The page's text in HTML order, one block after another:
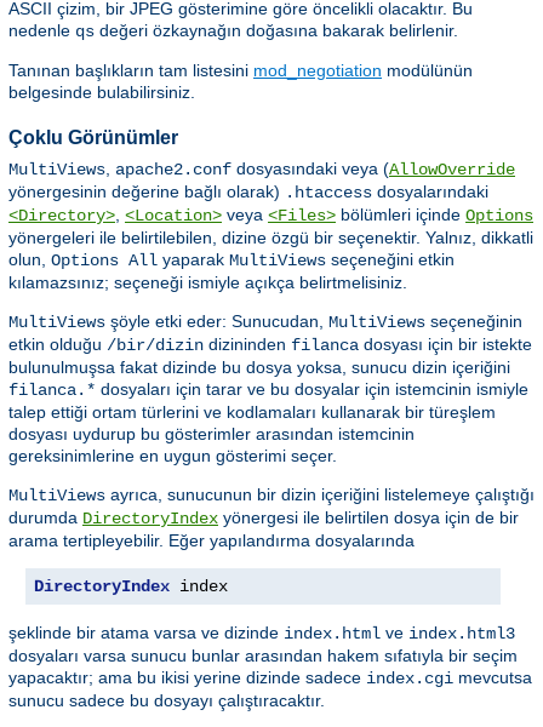
ASCII çizim, bir JPEG gösterimine göre öncelikli olacaktır. Bu
nedenle qs değeri özkaynağın doğasına bakarak belirlenir.
Tanınan başlıkların tam listesini mod_negotiation modülünün
belgesinde bulabilirsiniz.
Çoklu Görünümler
MultiViews apache2.conf dosyasındaki veya (AllowOverride
yönergesinin değerine bağlı olarak) .htaccess dosyalarındaki
<Directory> <Location> veya <Files> bölümleri içinde Options
yönergeleri ile belirtilebilen, dizine özgü bir seçenektir. Yalnız, dikkatli
olun, Options All yaparak MultiViews seçeneğini etkin
kılamazsınız; seçeneği ismiyle açıkça belirtmelisiniz.
MultiViews şöyle etki eder: Sunucudan, MultiViews seçeneğinin
etkin olduğu /bir/dizin dizininden filanca dosyası için bir istekte
bulunulmuşsa fakat dizinde bu dosya yoksa, sunucu dizin içeriğini
filanca.* dosyaları için tarar ve bu dosyalar için istemcinin ismiyle
talep ettiği ortam türlerini ve kodlamaları kullanarak bir türeşlem
dosyası uydurup bu gösterimler arasından istemcinin
gereksinimlerine en uygun gösterimi seçer.
MultiViews ayrıca, sunucunun bir dizin içeriğini listelemeye çalıştığı
durumda DirectoryIndex yönergesi ile belirtilen dosya için de bir
arama tertipleyebilir. Eğer yapılandırma dosyalarında
DirectoryIndex index
şeklinde bir atama varsa ve dizinde index.html ve index.html3
dosyaları varsa sunucu bunlar arasından hakem sıfatıyla bir seçim
yapacaktır; ama bu ikisi yerine dizinde sadece index.cgi mevcutsa
sunucu sadece bu dosyayı çalıştıracaktır.